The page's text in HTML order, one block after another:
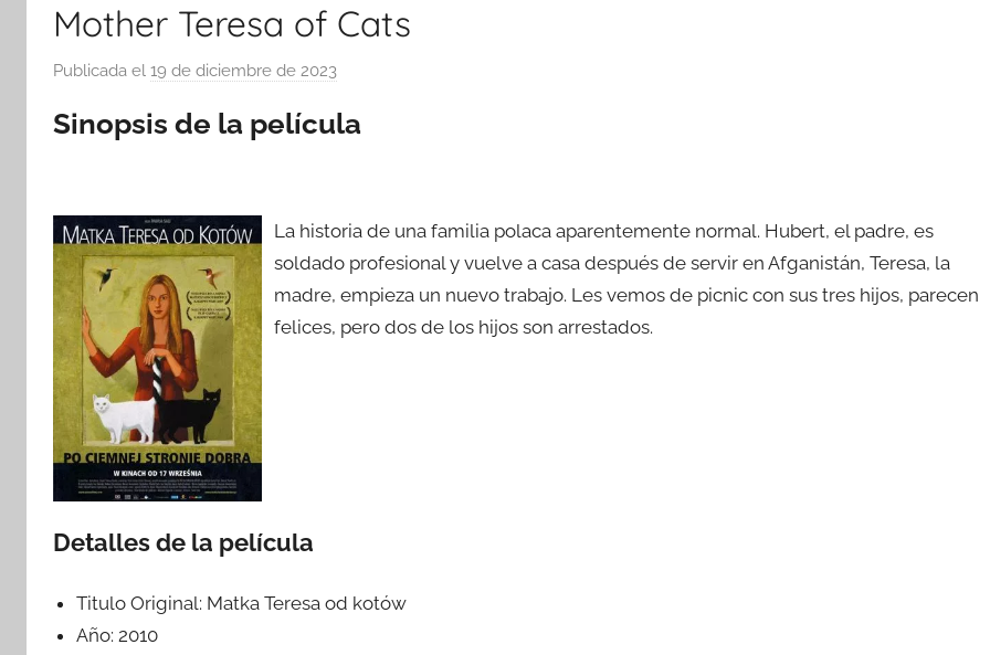
Mother Teresa of Cats
Publicada el 19 de diciembre de 2023
r
Sinopsis de la película
La historia de una familia polaca aparentemente normal. Hubert, el padre, es
soldado profesional y vuelve a casa después de servir en Afganistán, Teresa, la
madre, empieza un nuevo trabajo. Les vemos de picnic con sus tres hijos, parecen
felices, pero dos de los hijos son arrestados.
Detalles de la película
Titulo Original: Matka Teresa od kotów
Año: 2010